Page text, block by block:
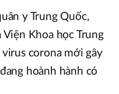
y Trung Quốc,
Khoa học Trung
corona mới gây
hoành hành có